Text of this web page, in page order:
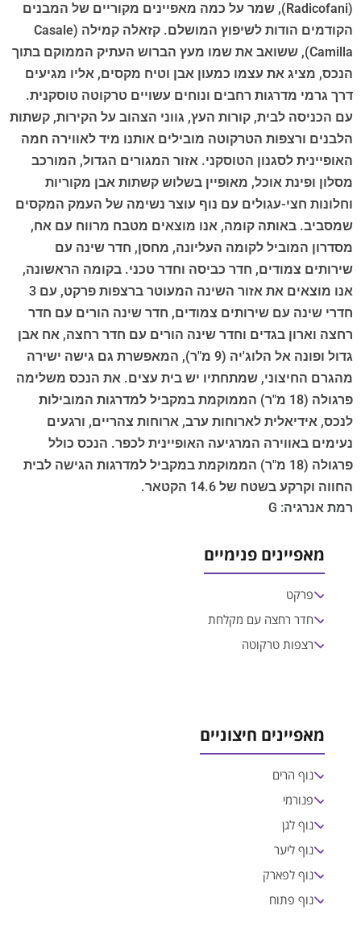
(Radicofani), שמר על כמה מאפיינים מקוריים של המבנים
הקודמים הודות לשיפוץ המושלם. קזאלה קמילה (Casale
Camilla), ששואב את שמו מעץ הברוש העתיק הממוקם בתוך
הנכס, מציג את עצמו כמעון אבן וטיח מקסים, אליו מגיעים
דרך גרמי מדרגות רחבים ונוחים עשויים טרקוטה טוסקנית.
עם הכניסה לבית, קורות העץ, גווני הצהוב על הקירות, קשתות
הלבנים ורצפות הטרקוטה מובילים אותנו מיד לאווירה חמה
האופיינית לסגנון הטוסקני. אזור המגורים הגדול, המורכב
מסלון ופינת אוכל, מאופיין בשלוש קשתות אבן מקוריות
וחלונות חצי-עגולים עם נוף עוצר נשימה של העמק המקסים
שמסביב. באותה קומה, אנו מוצאים מטבח מרווח עם אח,
מסדרון המוביל לקומה העליונה, מחסן, חדר שינה עם
שירותים צמודים, חדר כביסה וחדר טכני. בקומה הראשונה,
אנו מוצאים את אזור השינה המעוטר ברצפות פרקט, עם 3
חדרי שינה עם שירותים צמודים, חדר שינה הורים עם חדר
רחצה וארון בגדים וחדר שינה הורים עם חדר רחצה, אח אבן
גדול ופונה אל הלוג'יה (9 מ"ר), המאפשרת גם גישה ישירה
מהגרם החיצוני, שמתחתיו יש בית עצים. את הנכס משלימה
פרגולה (18 מ"ר) הממוקמת במקביל למדרגות המובילות
לנכס, אידיאלית לארוחות ערב, ארוחות צהריים, ורגעים
נעימים באווירה המרגיעה האופיינית לכפר. הנכס כולל
פרגולה (18 מ"ר) הממוקמת במקביל למדרגות הגישה לבית
החווה וקרקע בשטח של 14.6 הקטאר.
רמת אנרגיה: G
מאפיינים פנימיים
פרקט
חדר רחצה עם מקלחת
רצפות טרקוטה
מאפיינים חיצוניים
נוף הרים
פנורמי
נוף לגן
נוף ליער
נוף לפארק
נוף פתוח